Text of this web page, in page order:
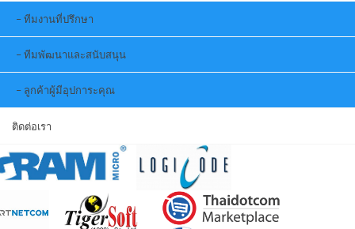
ทีมงานที่ปรึกษา
ทีมพัฒนาและสนับสนุน
ลูกค้าผู้มีอุปการะคุณ
ติดต่อเรา